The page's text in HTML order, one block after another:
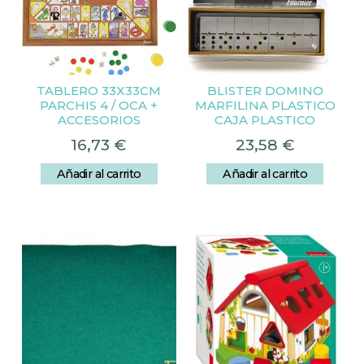
TABLERO 33X33CM
PARCHIS 4 / OCA +
ACCESORIOS
16,73 €
Añadir al carrito
BLISTER DOMINO
MARFILINA PLASTICO
CAJA PLASTICO
23,58 €
Añadir al carrito